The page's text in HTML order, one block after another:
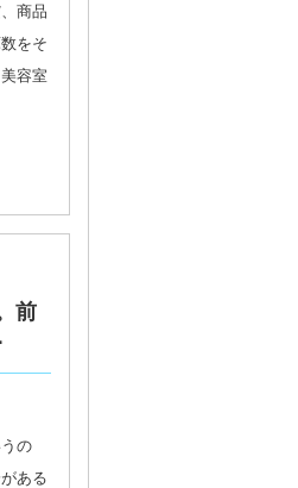
商品
をそ
容室
前
の
ある